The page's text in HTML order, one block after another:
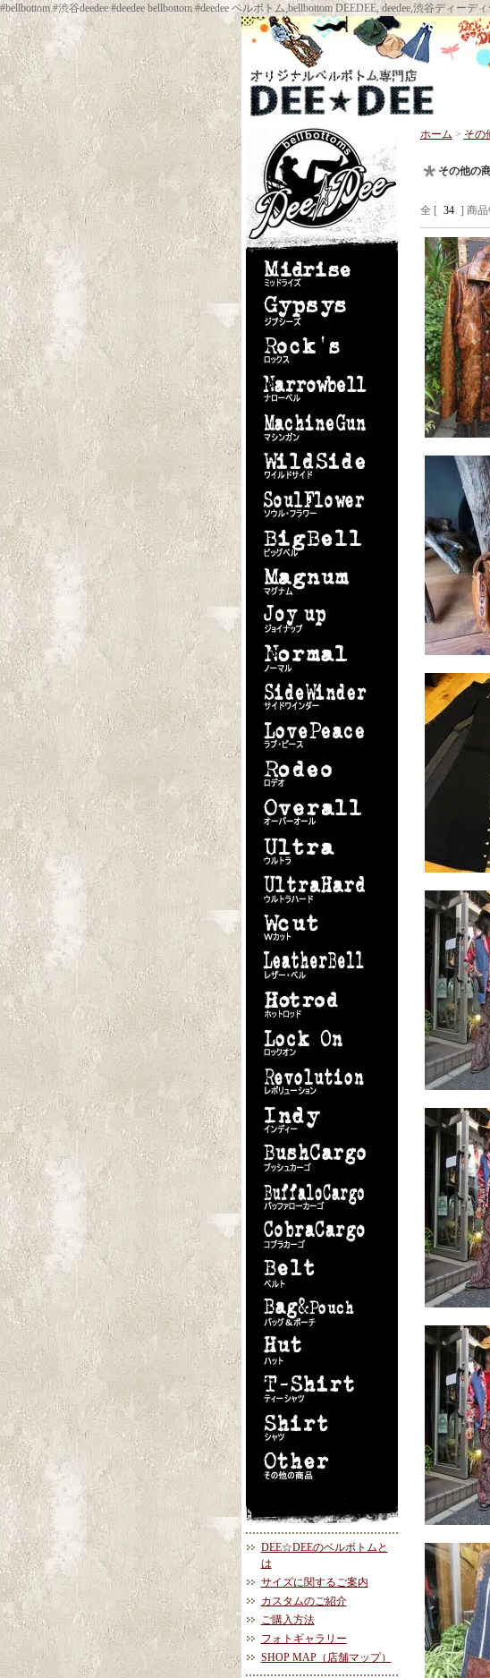
#bellbottom #渋谷deedee #deedee bellbottom #deedee ベルボトム,bellbottom DEEDEE, deedee,渋谷デ
DEE☆DEEのベルボトムと
は
サイズに関するご案内
カスタムのご紹介
ご購入方法
フォトギャラリー
SHOP MAP（店舗マップ）
ホーム > その
その他の
全 [ 34 ] 商